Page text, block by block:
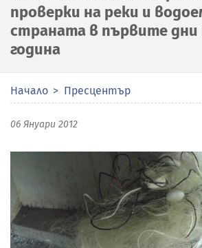
проверки на реки и
страната в първите дни
година
Начало Пресцентър
06 Януари 2012